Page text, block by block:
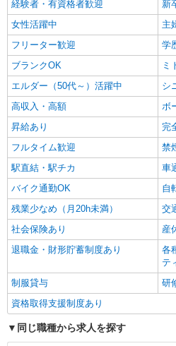
経験者・有資格者歓迎
新
女性活躍中
主
フリーター歓迎
学
ブランクOK
ミ
エルダー（50代～）活躍中
シ
高収入・高額
ボ
昇給あり
完
フルタイム歓迎
禁
駅直結・駅チカ
車
バイク通勤OK
自
残業少なめ（月20h未満）
交
社会保険あり
産
退職金・財形貯蓄制度あり
各
テ
制服貸与
研
資格取得支援制度あり
同じ職種から求人を探す